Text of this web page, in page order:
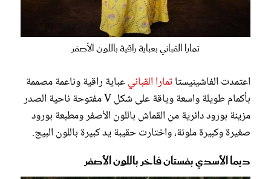
تمارا القباني بعباية راقية باللون الأصفر
اعتمدت الفاشينيستاتمارا القبانيعباية راقية وناعمة مصممة
بأكمام طويلة واسعة وياقة على شكل V مفتوحة ناحية الصدر
مزينة بورود دائرية من القماش باللون الأصفر ومطبعة بورود
صغيرة وكبيرة ملونة، واختارت حقيبة يد كبيرة باللون البيج.
ديما الأسدي بفستان فاخر باللون الأصفر